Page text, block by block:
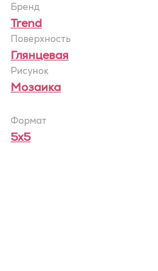
Бренд
Trend
Поверхность
Глянцевая
Рисунок
Мозаика
Формат
5x5